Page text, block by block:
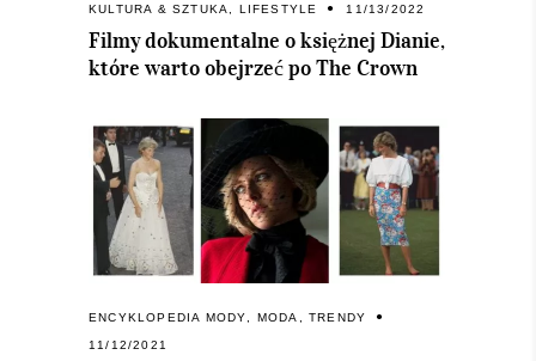
KULTURA & SZTUKA, LIFESTYLE 11/13/2022
Filmy dokumentalne o księżnej Dianie,
które warto obejrzeć po The Crown
ENCYKLOPEDIA MODY MODA ,TRENDY
11/12/2021